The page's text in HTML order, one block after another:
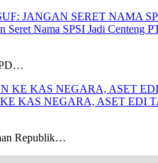
Nama SPSI Jadi Centeng
KAS NEGARA, ASET EDI
Republik…